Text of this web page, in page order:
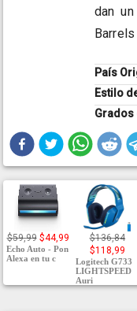
dan
País
Estilo
Grados
$59,99 $44,99
Echo Auto - Pon
Alexa en tu c
$136,84
$118,99
Logitech G733
LIGHTSPEED
Auri